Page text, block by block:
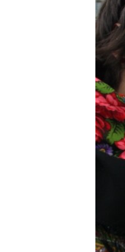
УКРАЇНСЬКА ПРОБЛЕМА КРИМУ